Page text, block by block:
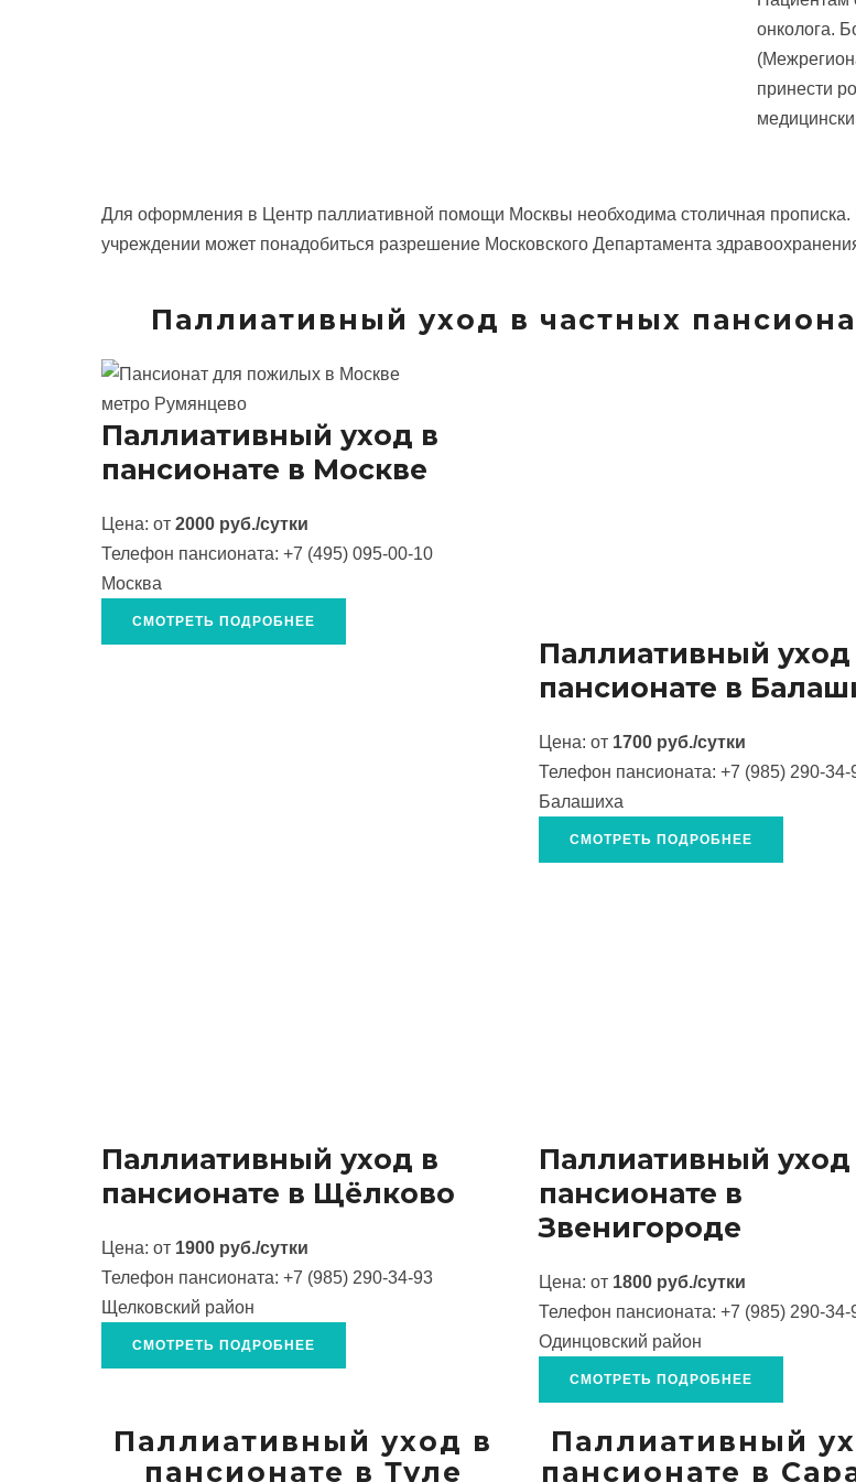
онколога.
принести
Для оформления в Центр паллиативной помощи Москвы необходима столичная прописка.
учреждении может понадобиться разрешение Московского Департамента
Паллиативный уход в частных
метро Румянцево
Паллиативный уход в
пансионате в Москве
Цена: от 2000 руб./сутки
Телефон пансионата: +7 (495) 095-00-10
Москва
СМОТРЕТЬ ПОДРОБНЕЕ
Паллиативный уход
пансионате в
Цена: от 1700 руб./сутки
Телефон пансионата: +7 (985) 290-34-
Балашиха
СМОТРЕТЬ ПОДРОБНЕЕ
Паллиативный уход в
пансионате в Щёлково
Цена: от 1900 руб./сутки
Телефон пансионата: +7 (985) 290-34-93
Щелковский район
СМОТРЕТЬ ПОДРОБНЕЕ
Паллиативный уход
пансионате в
Звенигороде
Цена: от 1800 руб./сутки
Телефон пансионата: +7 (985) 290-34-
Одинцовский район
СМОТРЕТЬ ПОДРОБНЕЕ
Паллиативный уход в
пансионате в Туле
Паллиативный
пансионате в